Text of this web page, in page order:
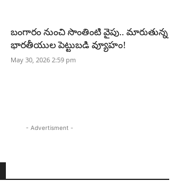
బంగారం నుంచి సొంతింటి వైపు.. మారుతున్న
భారతీయుల పెట్టుబడి వ్యూహం!
May 30, 2026 2:59 pm
- Advertisment -